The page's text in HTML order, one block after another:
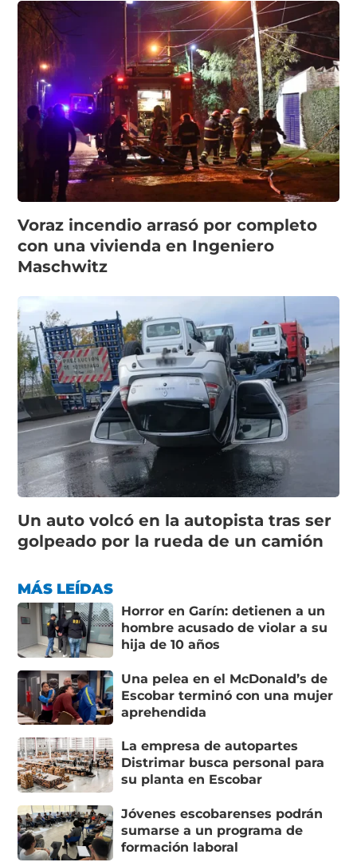
Voraz incendio arrasó por completo
con una vivienda en Ingeniero
Maschwitz
Un auto volcó en la autopista tras ser
golpeado por la rueda de un camión
MÁS LEÍDAS
Horror en Garín: detienen a un
hombre acusado de violar a su
hija de 10 años
Una pelea en el McDonald’s de
Escobar terminó con una mujer
aprehendida
La empresa de autopartes
Distrimar busca personal para
su planta en Escobar
Jóvenes escobarenses podrán
sumarse a un programa de
formación laboral